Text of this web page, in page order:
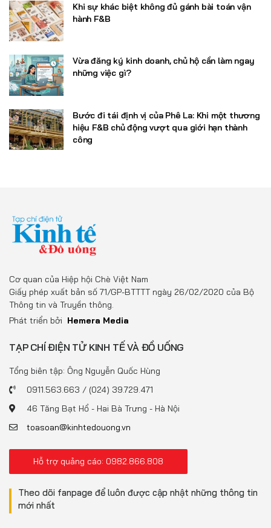
Khi sự khác biệt không đủ gánh bài toán vận
hành F&B
Vừa đăng ký kinh doanh, chủ hộ cần làm ngay
những việc gì?
Bước đi tái định vị của Phê La: Khi một thương
hiệu F&B chủ động vượt qua giới hạn thành
công
Cơ quan của Hiệp hội Chè Việt Nam
Giấy phép xuất bản số 71/GP-BTTTT ngày 26/02/2020 của Bộ
Thông tin và Truyền thông.
Phát triển bởi Hemera Media
TẠP CHÍ ĐIỆN TỬ KINH TẾ VÀ ĐỒ UỐNG
Tổng biên tập: Ông Nguyễn Quốc Hùng
0911.563.663 / (024) 39.729.471
46 Tăng Bạt Hổ - Hai Bà Trưng - Hà Nội
toasoan@kinhtedouong.vn
Hỗ trợ quảng cáo: 0982.866.808
Theo dõi fanpage để luôn được cập nhật những thông tin
mới nhất